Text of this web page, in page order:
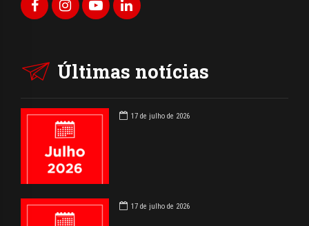
Últimas notícias
17 de julho de 2026
17 de julho de 2026